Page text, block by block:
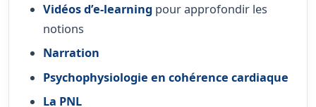
Vidéos d’e-learning pour approfondir les
notions
Narration
Psychophysiologie en cohérence cardiaque
La PNL